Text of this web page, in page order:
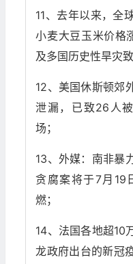
11、去年以来，全
小麦大豆玉米价格
及多国历史性旱灾
12、美国休斯顿郊
泄漏，已致26人
场；
13、外媒：南非暴
贪腐案将于7月19
燃；
14、法国各地超10
龙政府出台的新冠